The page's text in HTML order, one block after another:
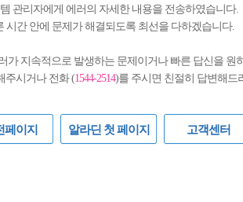
관리자에게 에러의 자세한 내용을 전송하였습니다.
시간 안에 문제가 해결되도록 최선을 다하겠습니다.
가 지속적으로 발생하는 문제이거나 빠른 답신을 원
주시거나 전화 (1544-2514)를 주시면 친절히 답변해드
페이지 알라딘 첫 페이지 고객센터